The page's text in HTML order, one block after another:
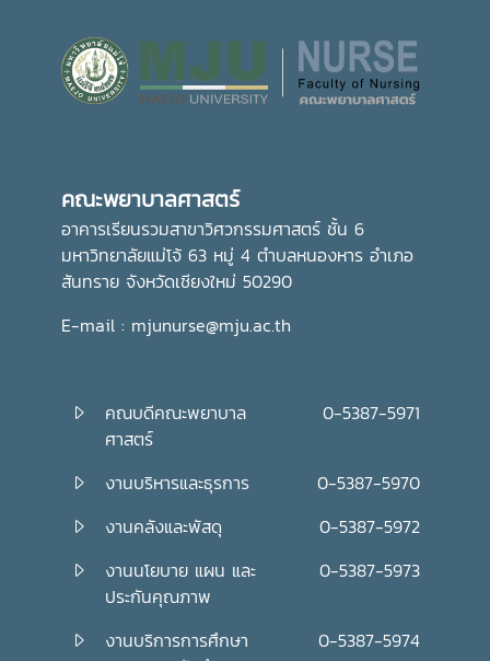
อีกทั้งยังเป็นการส่งเสริมการอนุรักษ์ศิลปวัฒนธรรมและปลูกฝัง
คุณธรรม จริยธรรม ตลอดจนสร้างความเป็นสิริมงคลแก่ชีวิต
คณะพยาบาลศาสตร์ มุ่งมั่น ส่งเสริมให้บุคลากรมีส่วนร่วมในการ
ต่อไปอย่างไรก็ตาม พิธีถวายเทียนพรรษาในครั้งนี้ จัดโดย กอง
ส่งเสริมศิลปวัฒนธรรม มหาวิทยาลัยแม่โจ้
คณะพยาบาลศาสตร์
อาคารเรียนรวมสาขาวิศวกรรมศาสตร์ ชั้น 6
มหาวิทยาลัยแม่โจ้ 63 หมู่ 4 ตำบลหนองหาร อำเภอ
สันทราย จังหวัดเชียงใหม่ 50290
E-mail : mjunurse@mju.ac.th
คณบดีคณะพยาบาล
ศาสตร์
0-5387-5971
งานบริหารและธุรการ
0-5387-5970
งานคลังและพัสดุ
0-5387-5972
งานนโยบาย แผน และ
ประกันคุณภาพ
0-5387-5973
งานบริการการศึกษา
0-5387-5974